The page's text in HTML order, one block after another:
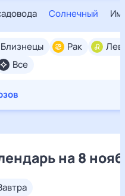
Солнечный
Все
Близнецы Рак
Лев
на 8
завтра